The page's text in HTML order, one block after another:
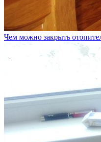
Чем можно закрыть